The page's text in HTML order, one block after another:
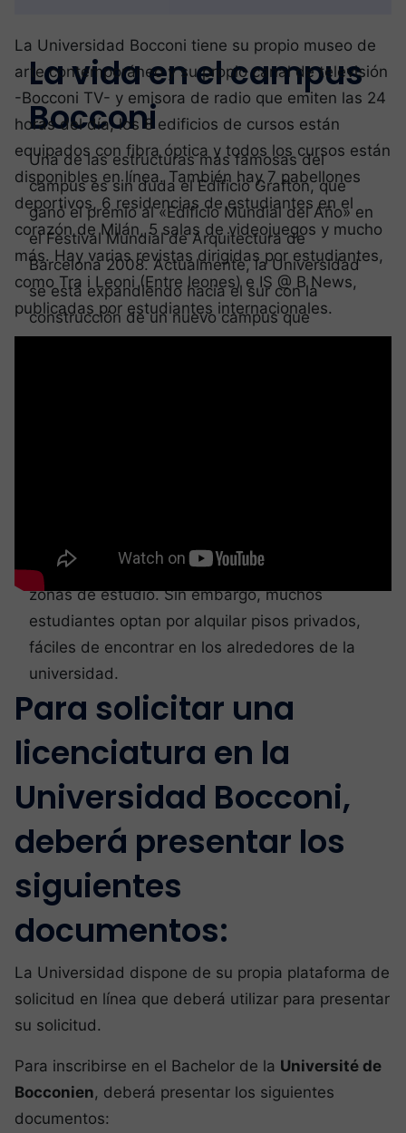
La vida en el campus
Bocconi
Una de las estructuras más famosas del
campus es sin duda el Edificio Grafton, que
ganó el premio al «Edificio Mundial del Año» en
el Festival Mundial de Arquitectura de
Barcelona 2008. Actualmente, la Universidad
se está expandiendo hacia el sur con la
construcción de un nuevo campus que
ofrecen servicios de limpieza, lavandería y
zonas de estudio. Sin embargo, muchos
estudiantes optan por alquilar pisos privados,
fáciles de encontrar en los alrededores de la
universidad.
La Universidad Bocconi tiene su propio museo de
arte contemporáneo y su propio canal de televisión
-Bocconi TV- y emisora de radio que emiten las 24
horas del día, los 8 edificios de cursos están
equipados con fibra óptica y todos los cursos están
disponibles en línea. También hay 7 pabellones
deportivos, 6 residencias de estudiantes en el
corazón de Milán, 5 salas de videojuegos y mucho
más. Hay varias revistas dirigidas por estudiantes,
como Tra i Leoni (Entre leones) e IS @ B News,
publicadas por estudiantes internacionales.
Para solicitar una
licenciatura en la
Universidad Bocconi,
deberá presentar los
siguientes
documentos:
La Universidad dispone de su propia plataforma de
solicitud en línea que deberá utilizar para presentar
su solicitud.
Para inscribirse en el Bachelor de la Université de
Bocconien, deberá presentar los siguientes
documentos: